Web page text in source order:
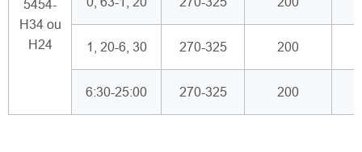
5454-
H34 ou
H24
1, 20-6, 30 270-325 200
6:30-25:00 270-325 200